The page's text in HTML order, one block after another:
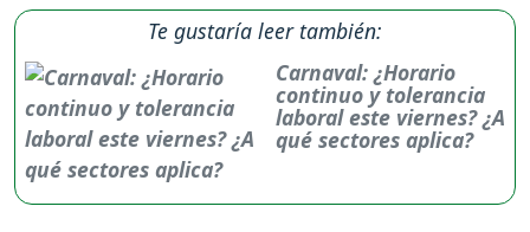
Te gustaría leer también:
Carnaval: ¿Horario
continuo y tolerancia
laboral este viernes? ¿A
qué sectores aplica?